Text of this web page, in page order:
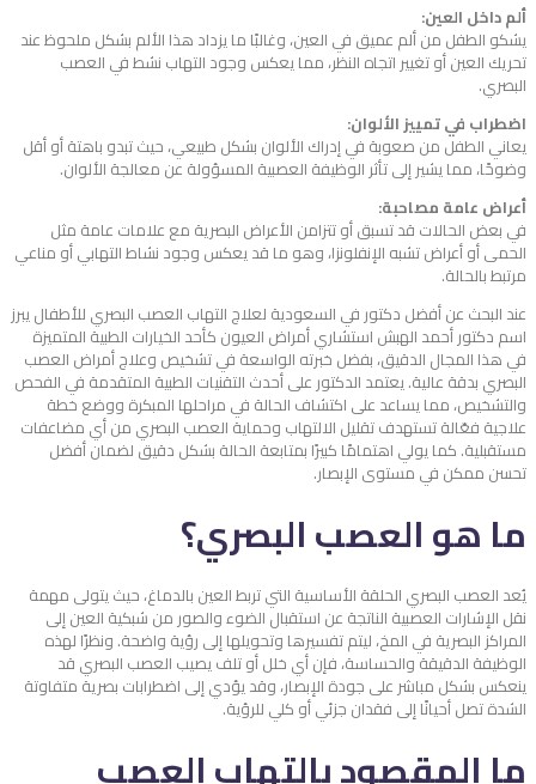
ألم داخل العين:
يشكو الطفل من ألم عميق في العين، وغالبًا ما يزداد هذا الألم بشكل ملحوظ عند
تحريك العين أو تغيير اتجاه النظر، مما يعكس وجود التهاب نشط في العصب
البصري.
اضطراب في تمييز الألوان:
يعاني الطفل من صعوبة في إدراك الألوان بشكل طبيعي، حيث تبدو باهتة أو أقل
وضوحًا، مما يشير إلى تأثر الوظيفة العصبية المسؤولة عن معالجة الألوان.
أعراض عامة مصاحبة:
في بعض الحالات قد تسبق أو تتزامن الأعراض البصرية مع علامات عامة مثل
الحمى أو أعراض تشبه الإنفلونزا، وهو ما قد يعكس وجود نشاط التهابي أو مناعي
مرتبط بالحالة.
عند البحث عن أفضل دكتور في السعودية لعلاج التهاب العصب البصري للأطفال يبرز
اسم دكتور أحمد الهبش استشاري أمراض العيون كأحد الخيارات الطبية المتميزة
في هذا المجال الدقيق، بفضل خبرته الواسعة في تشخيص وعلاج أمراض العصب
البصري بدقة عالية. يعتمد الدكتور على أحدث التقنيات الطبية المتقدمة في الفحص
والتشخيص، مما يساعد على اكتشاف الحالة في مراحلها المبكرة ووضع خطة
علاجية فعّالة تستهدف تقليل الالتهاب وحماية العصب البصري من أي مضاعفات
مستقبلية. كما يولي اهتمامًا كبيرًا بمتابعة الحالة بشكل دقيق لضمان أفضل
تحسن ممكن في مستوى الإبصار.
ما هو العصب البصري؟
يُعد العصب البصري الحلقة الأساسية التي تربط العين بالدماغ، حيث يتولى مهمة
نقل الإشارات العصبية الناتجة عن استقبال الضوء والصور من شبكية العين إلى
المراكز البصرية في المخ، ليتم تفسيرها وتحويلها إلى رؤية واضحة. ونظرًا لهذه
الوظيفة الدقيقة والحساسة، فإن أي خلل أو تلف يصيب العصب البصري قد
ينعكس بشكل مباشر على جودة الإبصار، وقد يؤدي إلى اضطرابات بصرية متفاوتة
الشدة تصل أحيانًا إلى فقدان جزئي أو كلي للرؤية.
ما المقصود بالتهاب العصب